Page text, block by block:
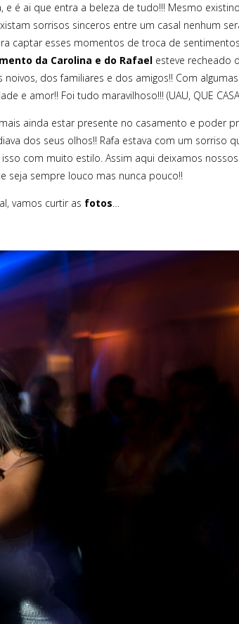
é ai que entra a beleza de tudo!!! Mesmo
sorrisos sinceros entre um casal nenhum
captar esses momentos de troca de
da Carolina e do Rafaelesteve recheado
dos familiares e dos amigos!! Com
amor!! Foi tudo maravilhoso!!! (UAU, QUE
ainda estar presente no casamento e poder
dos seus olhos!! Rafa estava com um sorriso
com muito estilo. Assim aqui deixamos
seja sempre louco mas nunca pouco!!
vamos curtir as fotos…